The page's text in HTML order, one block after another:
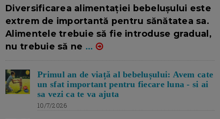
Diversificarea alimentației bebelușului este
extrem de importantă pentru sănătatea sa.
Alimentele trebuie să fie introduse gradual,
nu trebuie să ne ...
Primul an de viață al bebelușului: Avem cate
un sfat important pentru fiecare luna - si ai
sa vezi ca te va ajuta
10/7/2026